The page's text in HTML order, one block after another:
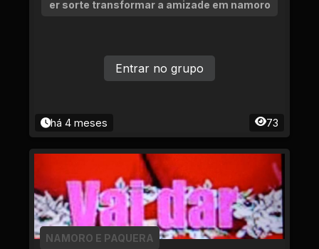
er sorte transformar a amizade em namoro
há 4 meses 73
Entrar no grupo
NAMORO E PAQUERA